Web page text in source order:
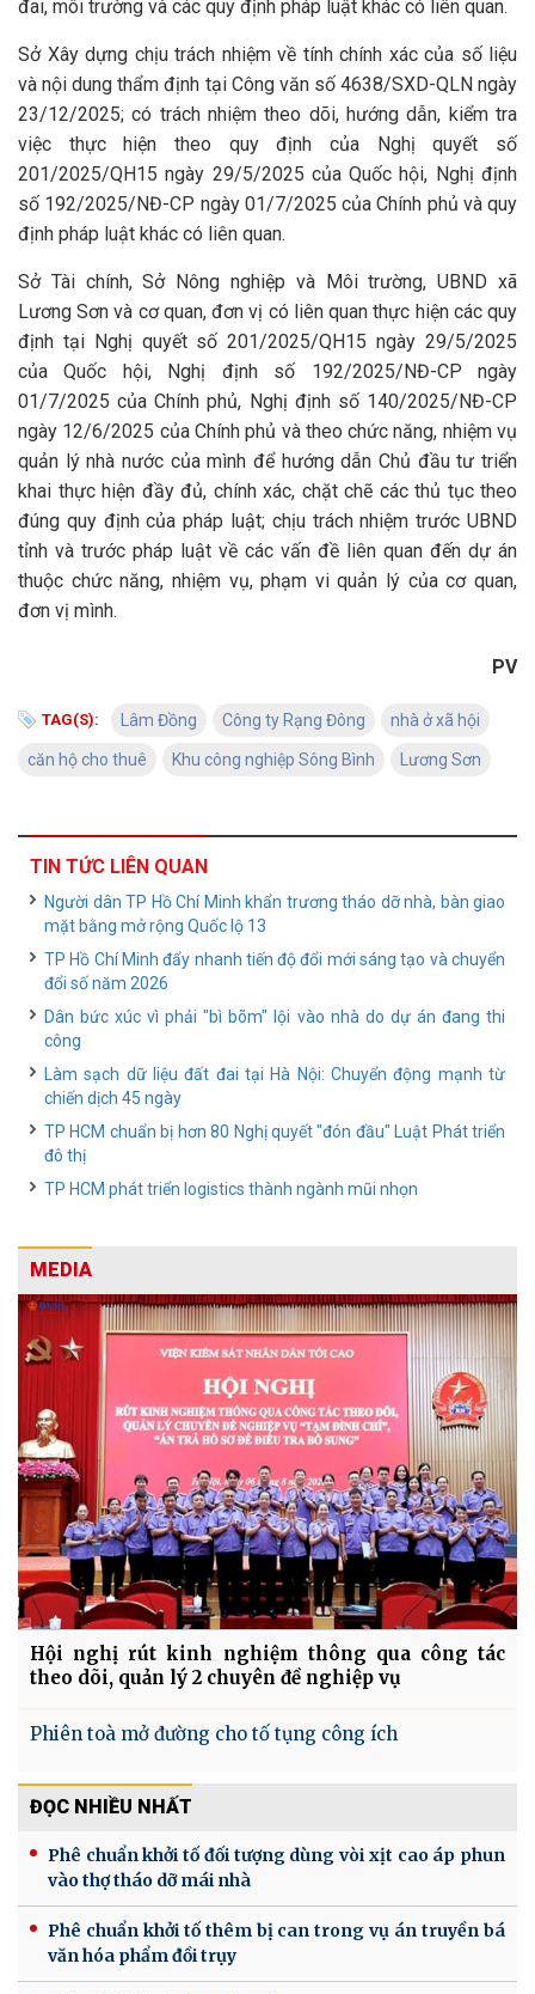
đai, môi trường và các quy định pháp luật khác có liên quan.
Sở Xây dựng chịu trách nhiệm về tính chính xác của số liệu
và nội dung thẩm định tại Công văn số 4638/SXD-QLN ngày
23/12/2025; có trách nhiệm theo dõi, hướng dẫn, kiểm tra
việc thực hiện theo quy định của Nghị quyết số
201/2025/QH15 ngày 29/5/2025 của Quốc hội, Nghị định
số 192/2025/NĐ-CP ngày 01/7/2025 của Chính phủ và quy
định pháp luật khác có liên quan.
Sở Tài chính, Sở Nông nghiệp và Môi trường, UBND xã
Lương Sơn và cơ quan, đơn vị có liên quan thực hiện các quy
định tại Nghị quyết số 201/2025/QH15 ngày 29/5/2025
của Quốc hội, Nghị định số 192/2025/NĐ-CP ngày
01/7/2025 của Chính phủ, Nghị định số 140/2025/NĐ-CP
ngày 12/6/2025 của Chính phủ và theo chức năng, nhiệm vụ
quản lý nhà nước của mình để hướng dẫn Chủ đầu tư triển
khai thực hiện đầy đủ, chính xác, chặt chẽ các thủ tục theo
đúng quy định của pháp luật; chịu trách nhiệm trước UBND
tỉnh và trước pháp luật về các vấn đề liên quan đến dự án
thuộc chức năng, nhiệm vụ, phạm vi quản lý của cơ quan,
đơn vị mình.
PV
TAG(S): Lâm Đồng Công ty Rạng Đông nhà ở xã hội
căn hộ cho thuê Khu công nghiệp Sông Bình Lương Sơn
TIN TỨC LIÊN QUAN
Người dân TP Hồ Chí Minh khẩn trương tháo dỡ nhà, bàn giao
mặt bằng mở rộng Quốc lộ 13
TP Hồ Chí Minh đẩy nhanh tiến độ đổi mới sáng tạo và chuyển
đổi số năm 2026
Dân bức xúc vì phải "bì bõm" lội vào nhà do dự án đang thi
công
Làm sạch dữ liệu đất đai tại Hà Nội: Chuyển động mạnh từ
chiến dịch 45 ngày
TP HCM chuẩn bị hơn 80 Nghị quyết "đón đầu" Luật Phát triển
đô thị
TP HCM phát triển logistics thành ngành mũi nhọn
MEDIA
Hội nghị rút kinh nghiệm thông qua công tác
theo dõi, quản lý 2 chuyên đề nghiệp vụ
Phiên toà mở đường cho tố tụng công ích
ĐỌC NHIỀU NHẤT
Phê chuẩn khởi tố đối tượng dùng vòi xịt cao áp phun
vào thợ tháo dỡ mái nhà
Phê chuẩn khởi tố thêm bị can trong vụ án truyền bá
văn hóa phẩm đồi trụy